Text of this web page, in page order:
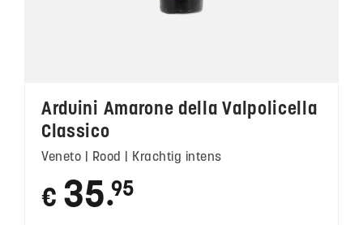
Arduini Amarone della Valpolicella
Classico
Veneto | Rood | Krachtig intens
€ 35 ●
95